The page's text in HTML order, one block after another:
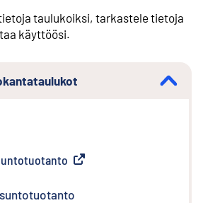
taulukoiksi, tarkastele tietoja
käyttöösi.
Ulkoinen linkki